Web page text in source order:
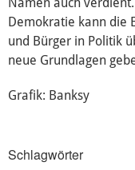
Demokratie kann die
und Bürger in Politik
neue Grundlagen
Grafik: Banksy
Schlagwörter